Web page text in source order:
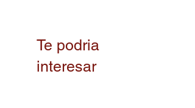
Te podria
interesar